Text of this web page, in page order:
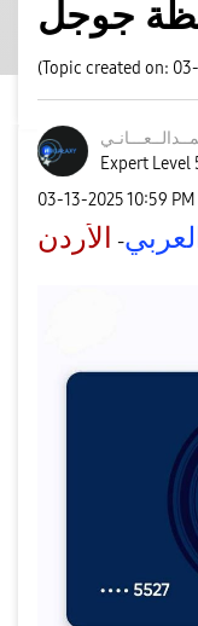
جوجل
(Topic created on:
ـانـي
Expert Level
‎03-13-202510:59 PM
- الأردن